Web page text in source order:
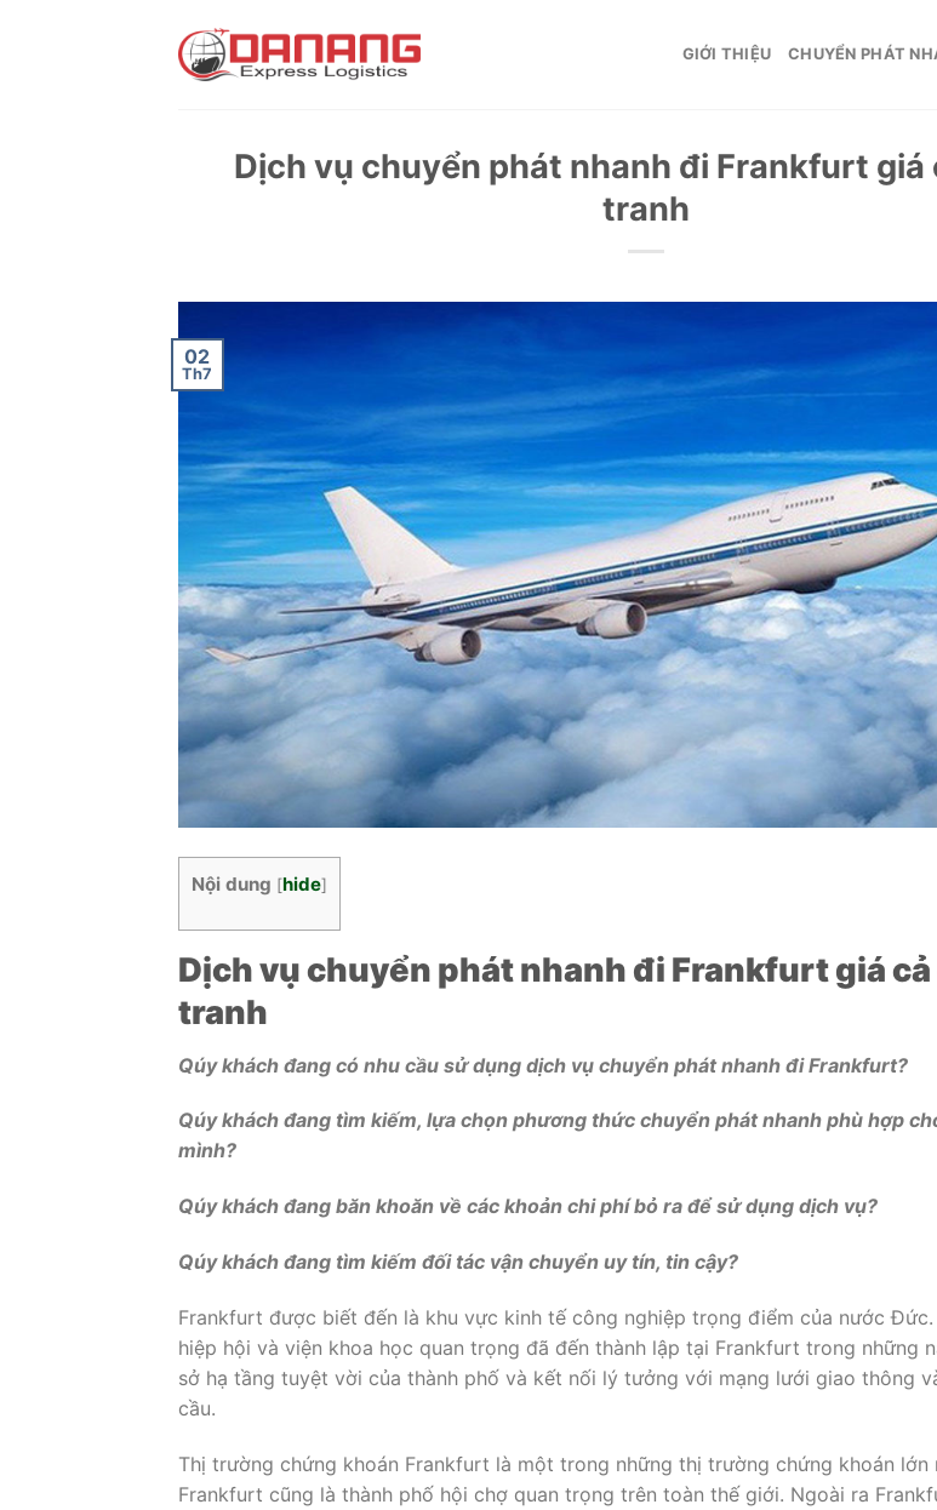
GIỚI THIỆU CHUYỂN PHÁT
Dịch vụ chuyển phát nhanh đi Frankfurt giá
tranh
02
Th7
Nội dung [hide]
Dịch vụ chuyển phát nhanh đi Frankfurt giá
tranh
Qúy khách đang có nhu cầu sử dụng dịch vụ chuyển phát nhanh đi Frankfurt?
Qúy khách đang tìm kiếm, lựa chọn phương thức chuyển phát nhanh phù hợp
mình?
Qúy khách đang băn khoăn về các khoản chi phí bỏ ra để sử dụng dịch vụ?
Qúy khách đang tìm kiếm đối tác vận chuyển uy tín, tin cậy?
Frankfurt được biết đến là khu vực kinh tế công nghiệp trọng điểm của nước Đức.
hiệp hội và viện khoa học quan trọng đã đến thành lập tại Frankfurt trong những
sở hạ tầng tuyệt vời của thành phố và kết nối lý tưởng với mạng lưới giao thông
cầu.
Thị trường chứng khoán Frankfurt là một trong những thị trường chứng khoán lớn
Frankfurt cũng là thành phố hội chợ quan trọng trên toàn thế giới. Ngoài ra